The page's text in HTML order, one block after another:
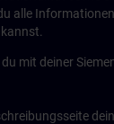
alle
mit deiner